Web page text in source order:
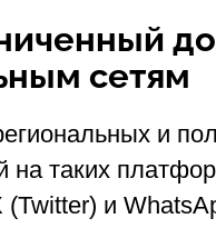
сетям
и
на таких
(Twitter) и